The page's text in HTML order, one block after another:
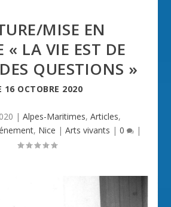
MISE EN
« LA VIE EST DE
QUESTIONS »
16 OCTOBRE 2020
| Alpes-Maritimes, Articles,
, Nice | Arts vivants | 0 |